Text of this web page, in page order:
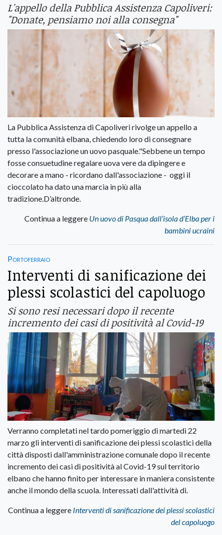
L'appello della Pubblica Assistenza Capoliveri:
"Donate, pensiamo noi alla consegna"
La Pubblica Assistenza di Capoliveri rivolge un appello a
tutta la comunità elbana, chiedendo loro di consegnare
presso l'associazione un uovo pasquale."Sebbene un tempo
fosse consuetudine regalare uova vere da dipingere e
decorare a mano - ricordano dall'associazione - oggi il
cioccolato ha dato una marcia in più alla
tradizione.D’altronde.
Continua a leggere Un uovo di Pasqua dall’isola d’Elba per i
bambini ucraini
Portoferraio
Interventi di sanificazione dei
plessi scolastici del capoluogo
Si sono resi necessari dopo il recente
incremento dei casi di positività al Covid-19
Verranno completati nel tardo pomeriggio di martedì 22
marzo gli interventi di sanificazione dei plessi scolastici della
città disposti dall'amministrazione comunale dopo il recente
incremento dei casi di positività al Covid-19 sul territorio
elbano che hanno finito per interessare in maniera consistente
anche il mondo della scuola. Interessati dall'attività di.
Continua a leggere Interventi di sanificazione dei plessi scolastici
del capoluogo